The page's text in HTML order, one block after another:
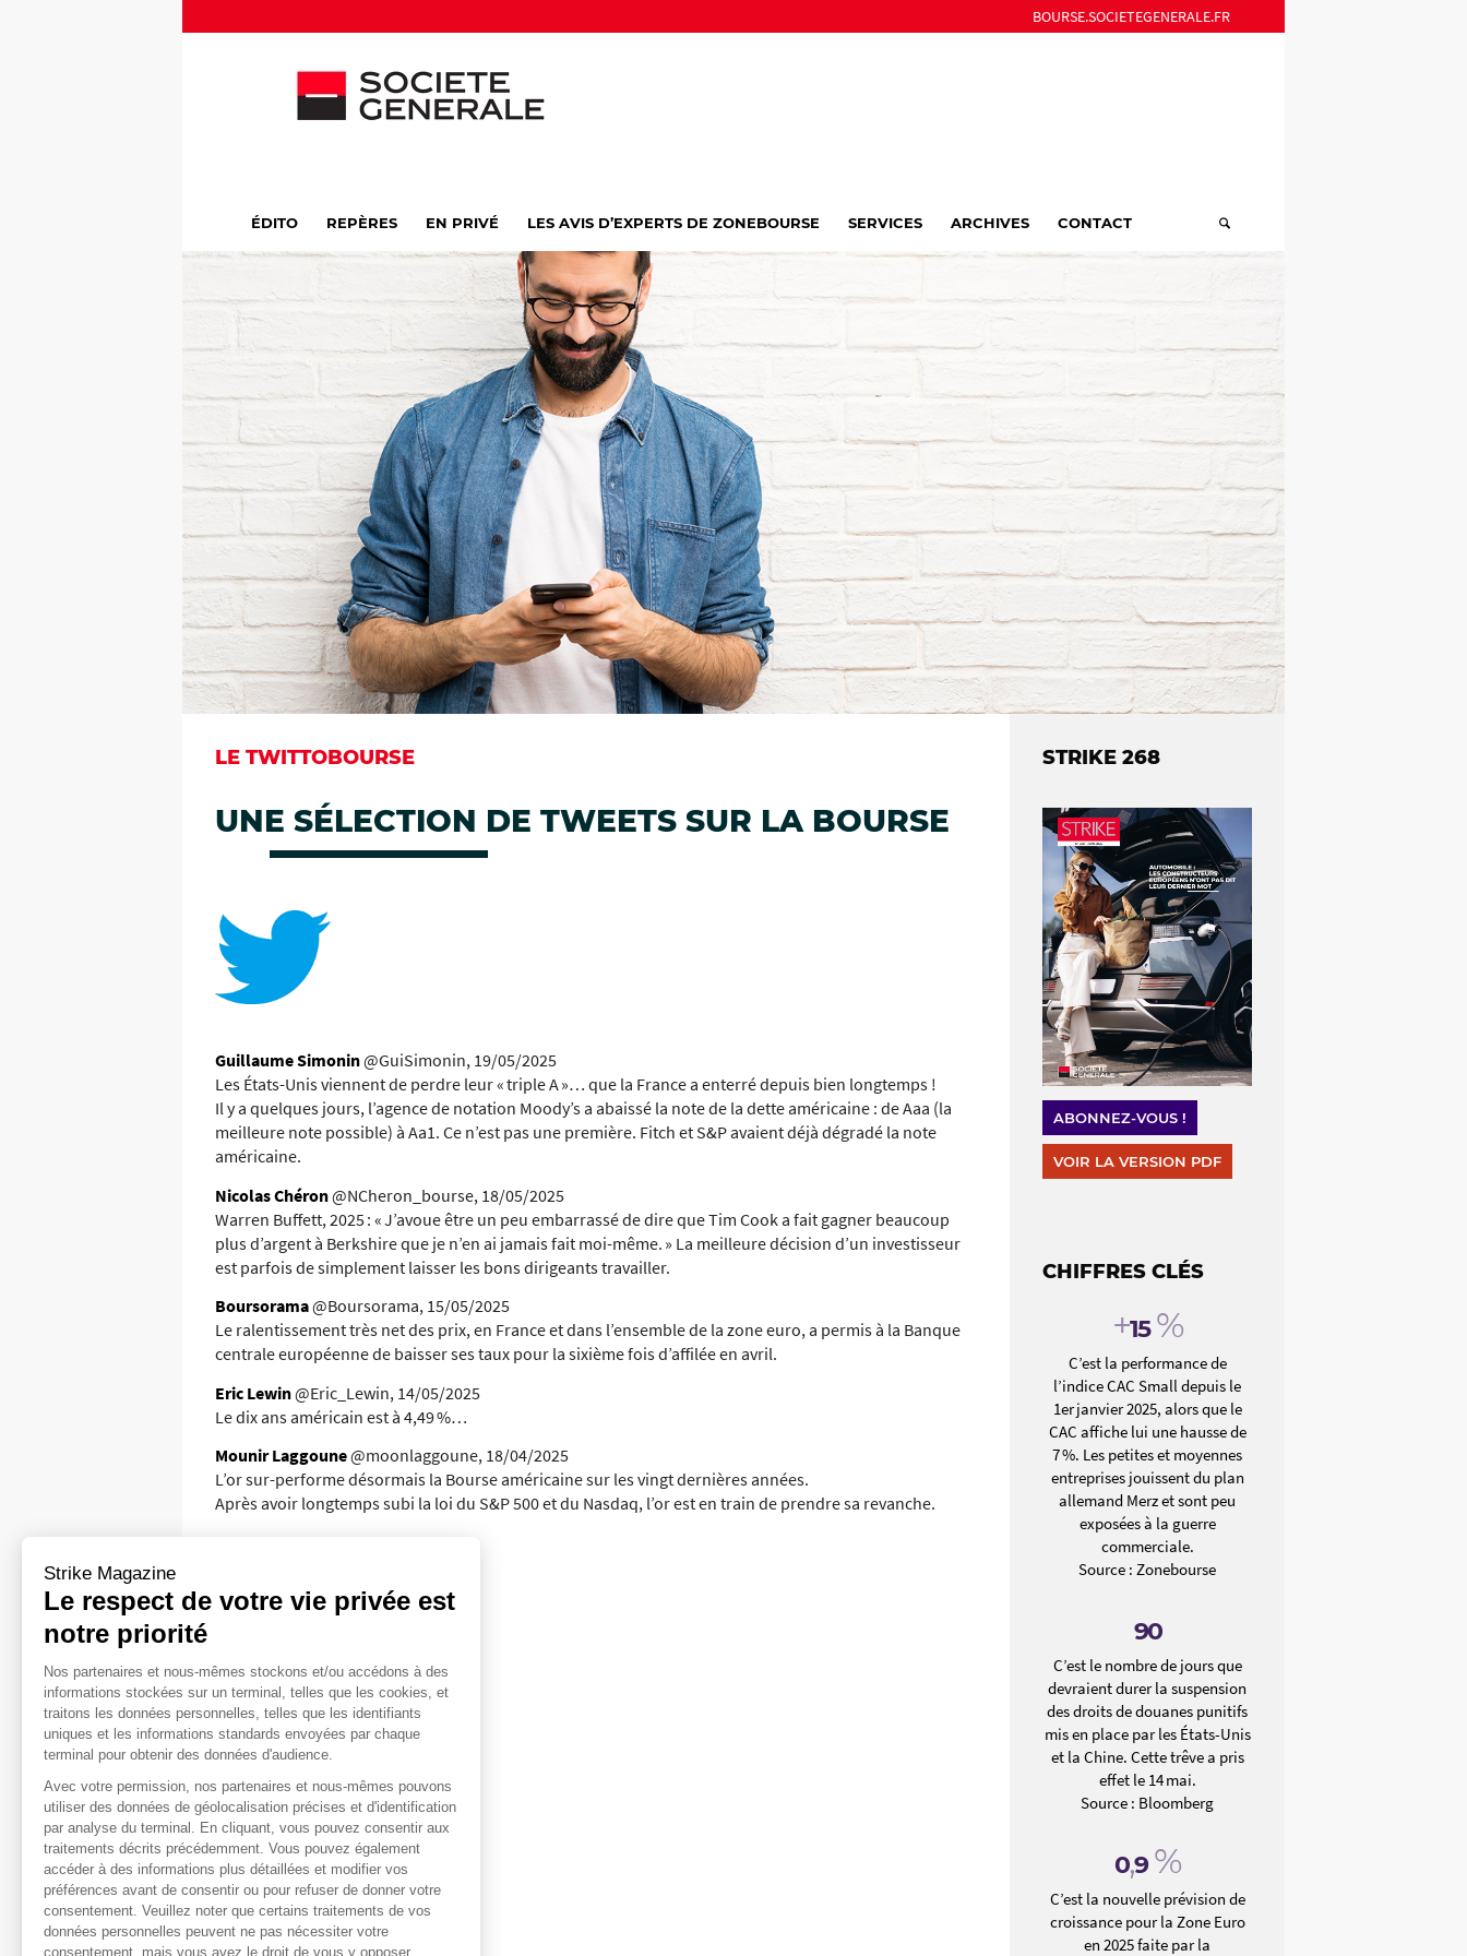
BOURSE.SOCIETEGENERALE.FR
ÉDITO REPÈRES EN PRIVÉ LES AVIS D’EXPERTS DE ZONEBOURSE SERVICES ARCHIVES CONTACT
LE TWITTOBOURSE
UNE SÉLECTION DE TWEETS SUR LA BOURSE
Guillaume Simonin@GuiSimonin, 19/05/2025
Les États-Unis viennent de perdre leur « triple A »… que la France a enterré depuis bien longtemps !
Il y a quelques jours, l’agence de notation Moody’s a abaissé la note de la dette américaine : de Aaa (la
meilleure note possible) à Aa1. Ce n’est pas une première. Fitch et S&P avaient déjà dégradé la note
américaine.
Nicolas Chéron@NCheron_bourse, 18/05/2025
Warren Buffett, 2025 : « J’avoue être un peu embarrassé de dire que Tim Cook a fait gagner beaucoup
plus d’argent à Berkshire que je n’en ai jamais fait moi-même. » La meilleure décision d’un investisseur
est parfois de simplement laisser les bons dirigeants travailler.
Boursorama@Boursorama, 15/05/2025
Le ralentissement très net des prix, en France et dans l’ensemble de la zone euro, a permis à la Banque
centrale européenne de baisser ses taux pour la sixième fois d’affilée en avril.
Eric Lewin@Eric_Lewin, 14/05/2025
Le dix ans américain est à 4,49 %…
Mounir Laggoune@moonlaggoune, 18/04/2025
L’or sur-performe désormais la Bourse américaine sur les vingt dernières années.
Après avoir longtemps subi la loi du S&P 500 et du Nasdaq, l’or est en train de prendre sa revanche.
STRIKE 268
ABONNEZ-VOUS !
VOIR LA VERSION PDF
CHIFFRES CLÉS
+15%
C’est la performance de
l’indice CAC Small depuis le
1er janvier 2025, alors que le
CAC affiche lui une hausse de
7 %. Les petites et moyennes
entreprises jouissent du plan
allemand Merz et sont peu
exposées à la guerre
commerciale.
Source : Zonebourse
90
C’est le nombre de jours que
devraient durer la suspension
des droits de douanes punitifs
mis en place par les États-Unis
et la Chine. Cette trêve a pris
effet le 14 mai.
Source : Bloomberg
0,9%
C’est la nouvelle prévision de
croissance pour la Zone Euro
en 2025 faite par la
Strike Magazine
Le respect de votre vie privée est
notre priorité
Nos partenaires et nous-mêmes stockons et/ou accédons à des
informations stockées sur un terminal, telles que les cookies, et
traitons les données personnelles, telles que les identifiants
uniques et les informations standards envoyées par chaque
terminal pour obtenir des données d'audience.
Avec votre permission, nos partenaires et nous-mêmes pouvons
utiliser des données de géolocalisation précises et d'identification
par analyse du terminal. En cliquant, vous pouvez consentir aux
traitements décrits précédemment. Vous pouvez également
accéder à des informations plus détaillées et modifier vos
préférences avant de consentir ou pour refuser de donner votre
consentement. Veuillez noter que certains traitements de vos
données personnelles peuvent ne pas nécessiter votre
consentement, mais vous avez le droit de vous y opposer.